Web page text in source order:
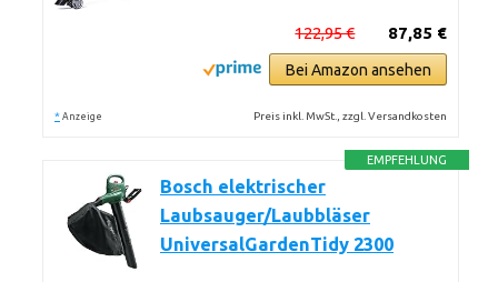
87,85 €
122,95 €
Bei Amazon ansehen
* Anzeige Preis inkl. MwSt., zzgl. Versandkosten
EMPFEHLUNG
Bosch elektrischer
Laubsauger/Laubbläser
UniversalGardenTidy 2300